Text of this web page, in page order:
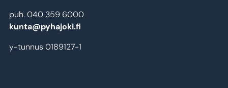
puh. 040 359 6000
kunta@pyhajoki.fi
y-tunnus 0189127-1